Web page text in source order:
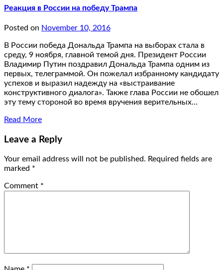
Реакция в России на победу Трампа
Posted on November 10, 2016
В России победа Дональда Трампа на выборах стала в
среду, 9 ноября, главной темой дня. Президент России
Владимир Путин поздравил Дональда Трампа одним из
первых, телеграммой. Он пожелал избранному кандидату
успехов и выразил надежду на «выстраивание
конструктивного диалога». Также глава России не обошел
эту тему стороной во время вручения верительных…
Read More
Leave a Reply
Your email address will not be published. Required fields are
marked *
Comment *